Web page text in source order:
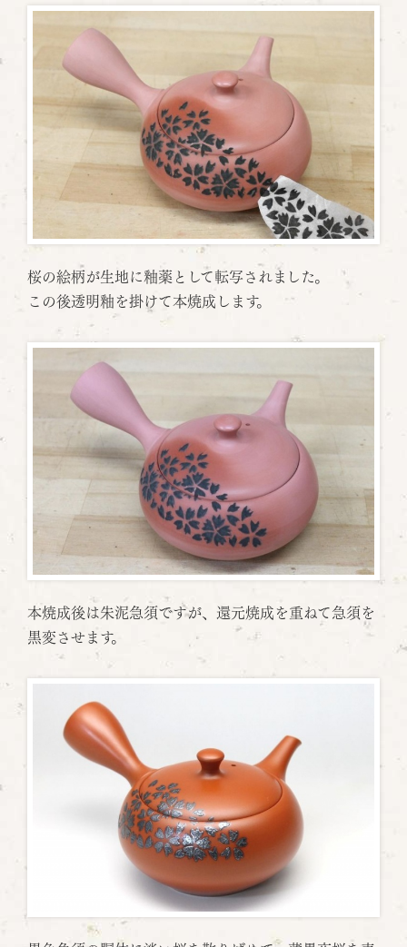
桜の絵柄が生地に釉薬として転写されました。
この後透明釉を掛けて本焼成します。
本焼成後は朱泥急須ですが、還元焼成を重ねて急須を
黒変させます。